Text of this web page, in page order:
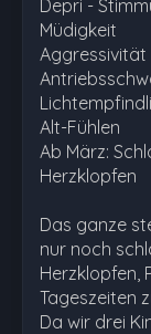
Depri -
Müdigkeit
Aggressivität
Alt-Fühlen
Ab März:
Herzklopfen
Das ganze
nur noch
Herzklopfen,
Tageszeiten
Da wir drei